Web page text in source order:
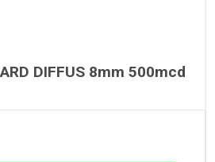
DIFFUS 8mm 500mcd